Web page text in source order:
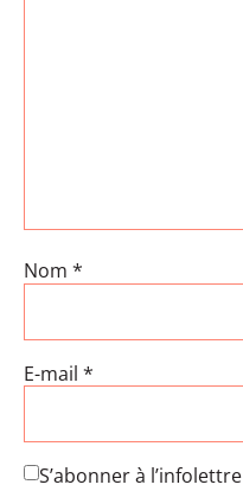
Nom *
E-mail *
S’abonner à l’infolettre